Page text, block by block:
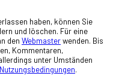
haben, können Sie
und löschen. Für eine
den Webmasterwenden. Bis
Kommentaren,
unter Umständen
Nutzungsbedingungen.